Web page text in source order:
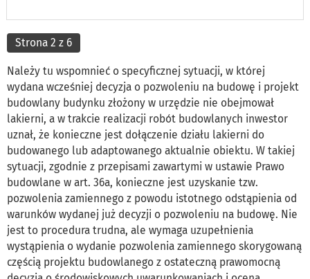
Strona 2 z 6
Należy tu wspomnieć o specyficznej sytuacji, w której
wydana wcześniej decyzja o pozwoleniu na budowę i projekt
budowlany budynku złożony w urzędzie nie obejmował
lakierni, a w trakcie realizacji robót budowlanych inwestor
uznał, że konieczne jest dołączenie działu lakierni do
budowanego lub adaptowanego aktualnie obiektu. W takiej
sytuacji, zgodnie z przepisami zawartymi w ustawie Prawo
budowlane w art. 36a, konieczne jest uzyskanie tzw.
pozwolenia zamiennego z powodu istotnego odstąpienia od
warunków wydanej już decyzji o pozwoleniu na budowę. Nie
jest to procedura trudna, ale wymaga uzupełnienia
wystąpienia o wydanie pozwolenia zamiennego skorygowaną
częścią projektu budowlanego z ostateczną prawomocną